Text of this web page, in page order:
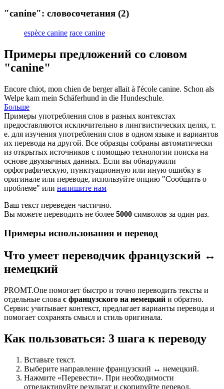
"canine": словосочетания (2)
espèce canine race canine
Примеры предложений со словом
"canine"
Encore chiot, mon chien de berger allait à l'école canine. Schon als
Welpe kam mein Schäferhund in die Hundeschule.
Больше
Примеры употребления слов в разных контекстах
предоставляются исключительно в лингвистических целях, т.
е. для изучения употребления слов в одном языке и вариантов
их перевода на другой. Все образцы собраны автоматически
из открытых источников с помощью технологии поиска на
основе двуязычных данных. Если вы обнаружили
орфографическую, пунктуационную или иную ошибку в
оригинале или переводе, используйте опцию "Сообщить о
проблеме" или напишите нам
Ваш текст переведен частично.
Вы можете переводить не более 5000 символов за один раз.
Примеры использования и перевод
Что умеет переводчик французский ↔
немецкий
PROMT.One помогает быстро и точно переводить тексты и
отдельные слова с французского на немецкий и обратно.
Сервис учитывает контекст, предлагает варианты перевода и
помогает сохранять смысл и стиль оригинала.
Как пользоваться: 3 шага к переводу
Вставьте текст.
Выберите направление французский ↔ немецкий.
Нажмите «Перевести». При необходимости
отредактируйте результат и скопируйте перевод.